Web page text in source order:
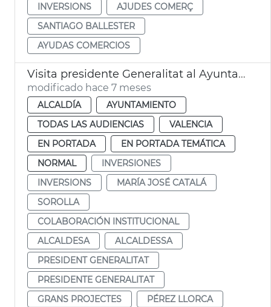
INVERSIONS
AJUDES COMERÇ
SANTIAGO BALLESTER
AYUDAS COMERCIOS
Visita presidente Generalitat al Ayuntamiento. Sorolla
modificado hace 7 meses
ALCALDÍA
AYUNTAMIENTO
TODAS LAS AUDIENCIAS
VALENCIA
EN PORTADA
EN PORTADA TEMÁTICA
NORMAL
INVERSIONES
INVERSIONS
MARÍA JOSÉ CATALÁ
SOROLLA
COLABORACIÓN INSTITUCIONAL
ALCALDESA
ALCALDESSA
PRESIDENT GENERALITAT
PRESIDENTE GENERALITAT
GRANS PROJECTES
PÉREZ LLORCA